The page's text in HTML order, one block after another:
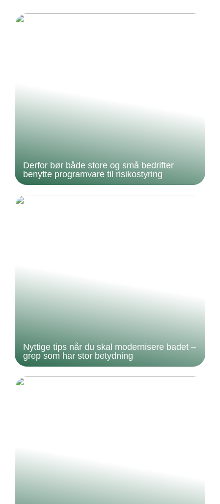
Derfor bør både store og små bedrifter
benytte programvare til risikostyring
Nyttige tips når du skal modernisere badet –
grep som har stor betydning